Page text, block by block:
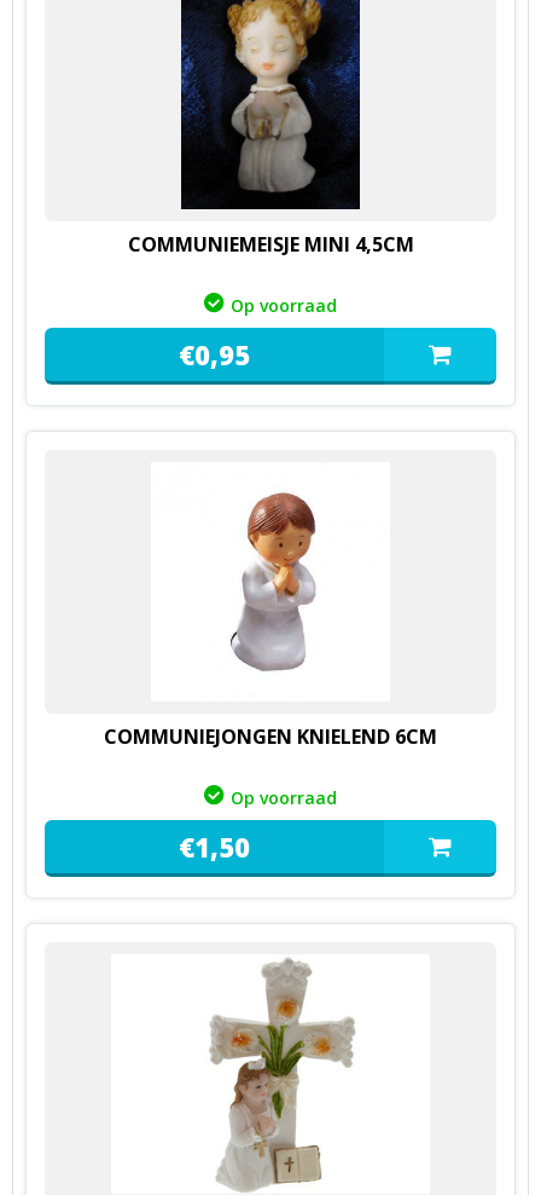
COMMUNIEMEISJE MINI 4,5CM
Op voorraad
€0,95
COMMUNIEJONGEN KNIELEND 6CM
Op voorraad
€1,50